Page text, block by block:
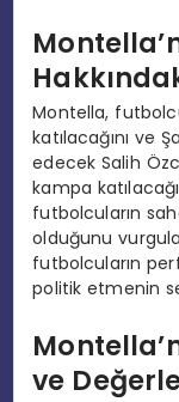
Montella,
katılacağını ve
edecek Salih
kampa
futbolcuların
olduğunu
futbolcuların
politik etmenin
ve